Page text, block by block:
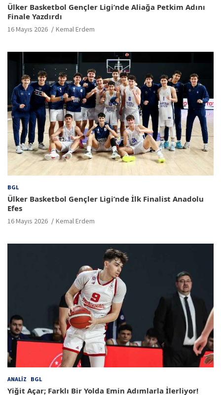
Ülker Basketbol Gençler Ligi’nde Aliağa Petkim Adını
Finale Yazdırdı
16 Mayıs 2026 Kemal Erdem
BGL
Ülker Basketbol Gençler Ligi’nde İlk Finalist Anadolu
Efes
16 Mayıs 2026 Kemal Erdem
ANALIZ BGL
Yiğit Açar; Farklı Bir Yolda Emin Adımlarla İlerliyor!